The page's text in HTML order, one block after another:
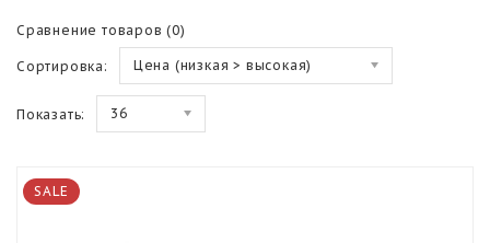
Сравнение товаров (0)
Сортировка: Цена (низкая > высокая)
Показать: 36
SALE